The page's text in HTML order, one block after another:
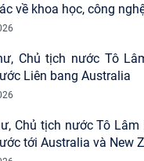
về khoa học, công
Chủ tịch nước Tô
Liên bang Australia
Chủ tịch nước Tô
tới Australia và New